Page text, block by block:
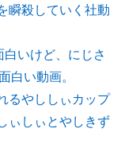
瞬殺していく社動
いけど、にじさ
白い動画。
るやししぃカップ
ぃしぃとやしきず